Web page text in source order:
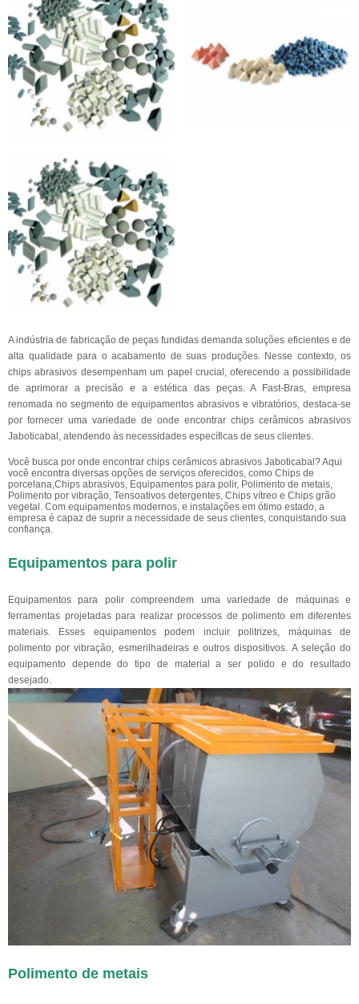
A indústria de fabricação de peças fundidas demanda soluções eficientes e de
alta qualidade para o acabamento de suas produções. Nesse contexto, os
chips abrasivos desempenham um papel crucial, oferecendo a possibilidade
de aprimorar a precisão e a estética das peças. A Fast-Bras, empresa
renomada no segmento de equipamentos abrasivos e vibratórios, destaca-se
por fornecer uma variedade de onde encontrar chips cerâmicos abrasivos
Jaboticabal, atendendo às necessidades específicas de seus clientes.
Você busca por onde encontrar chips cerâmicos abrasivos Jaboticabal? Aqui
você encontra diversas opções de serviços oferecidos, como Chips de
porcelana,Chips abrasivos, Equipamentos para polir, Polimento de metais,
Polimento por vibração, Tensoativos detergentes, Chips vítreo e Chips grão
vegetal. Com equipamentos modernos, e instalações em ótimo estado, a
empresa é capaz de suprir a necessidade de seus clientes, conquistando sua
confiança.
Equipamentos para polir
Equipamentos para polir compreendem uma variedade de máquinas e
ferramentas projetadas para realizar processos de polimento em diferentes
materiais. Esses equipamentos podem incluir politrizes, máquinas de
polimento por vibração, esmerilhadeiras e outros dispositivos. A seleção do
equipamento depende do tipo de material a ser polido e do resultado
desejado.
Polimento de metais